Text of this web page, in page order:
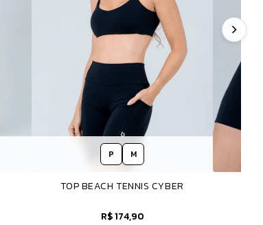
P M
TOP BEACH TENNIS CYBER
R$ 174,90